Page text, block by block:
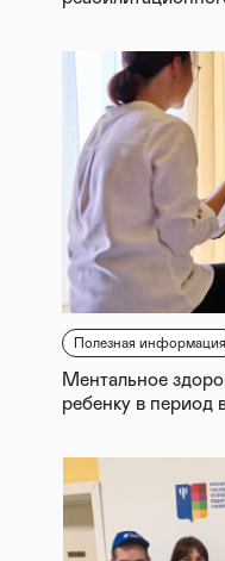
Полезная информация
Ментальное
ребенку в период